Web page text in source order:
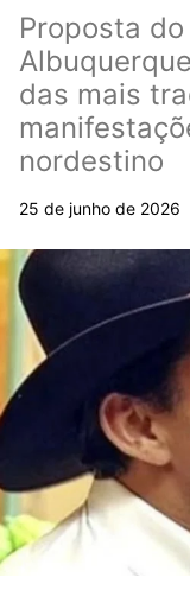
Proposta
das mais
nordestino
25 de junho de 2026